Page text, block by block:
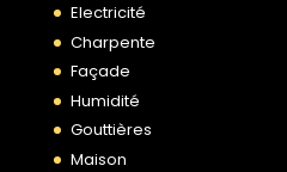
Electricité
Charpente
Façade
Humidité
Gouttières
Maison